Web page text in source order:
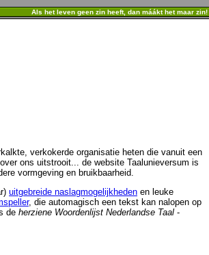
Als het leven geen zin heeft, dan máákt het maar zin!
verkokerde organisatie heten die vanuit een
ons uitstrooit... de website Taalunieversum is
vormgeving en bruikbaarheid.
uitgebreide naslagmogelijkheden en leuke
, die automagisch een tekst kan nalopen op
de herziene Woordenlijst Nederlandse Taal -